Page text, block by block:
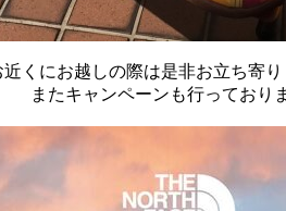
近くにお越しの際は是非お立ち寄り
またキャンペーンも行っており